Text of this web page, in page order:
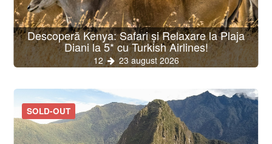
Descoperă Kenya: Safari și Relaxare la Plaja
Diani la 5* cu Turkish Airlines!
12 23 august 2026
SOLD-OUT